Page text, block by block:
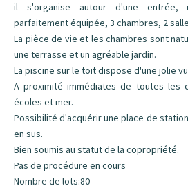
il s'organise autour d'une entrée,
parfaitement équipée, 3 chambres, 2
La pièce de vie et les chambres sont
une terrasse et un agréable jardin.
La piscine sur le toit dispose d'une jolie
A proximité immédiates de toutes les
écoles et mer.
Possibilité d'acquérir une place de
en sus.
Bien soumis au statut de la copropriété.
Pas de procédure en cours
Nombre de lots:80